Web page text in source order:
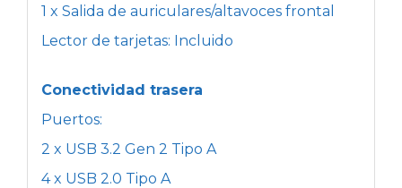
1 x Salida de auriculares/altavoces frontal
Lector de tarjetas: Incluido
Conectividad trasera
Puertos:
2 x USB 3.2 Gen 2 Tipo A
4 x USB 2.0 Tipo A